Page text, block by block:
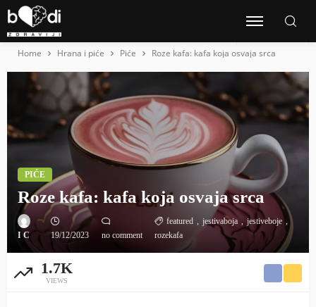
Home Hrana i piće Piće Roze kafa: kafa koja osvaja srca
PIĆE
Roze kafa: kafa koja osvaja srca
I C 19/12/2023 no comment
featured jestivaboja
jestiveboje
rozekafa
1.7K
VIEWS